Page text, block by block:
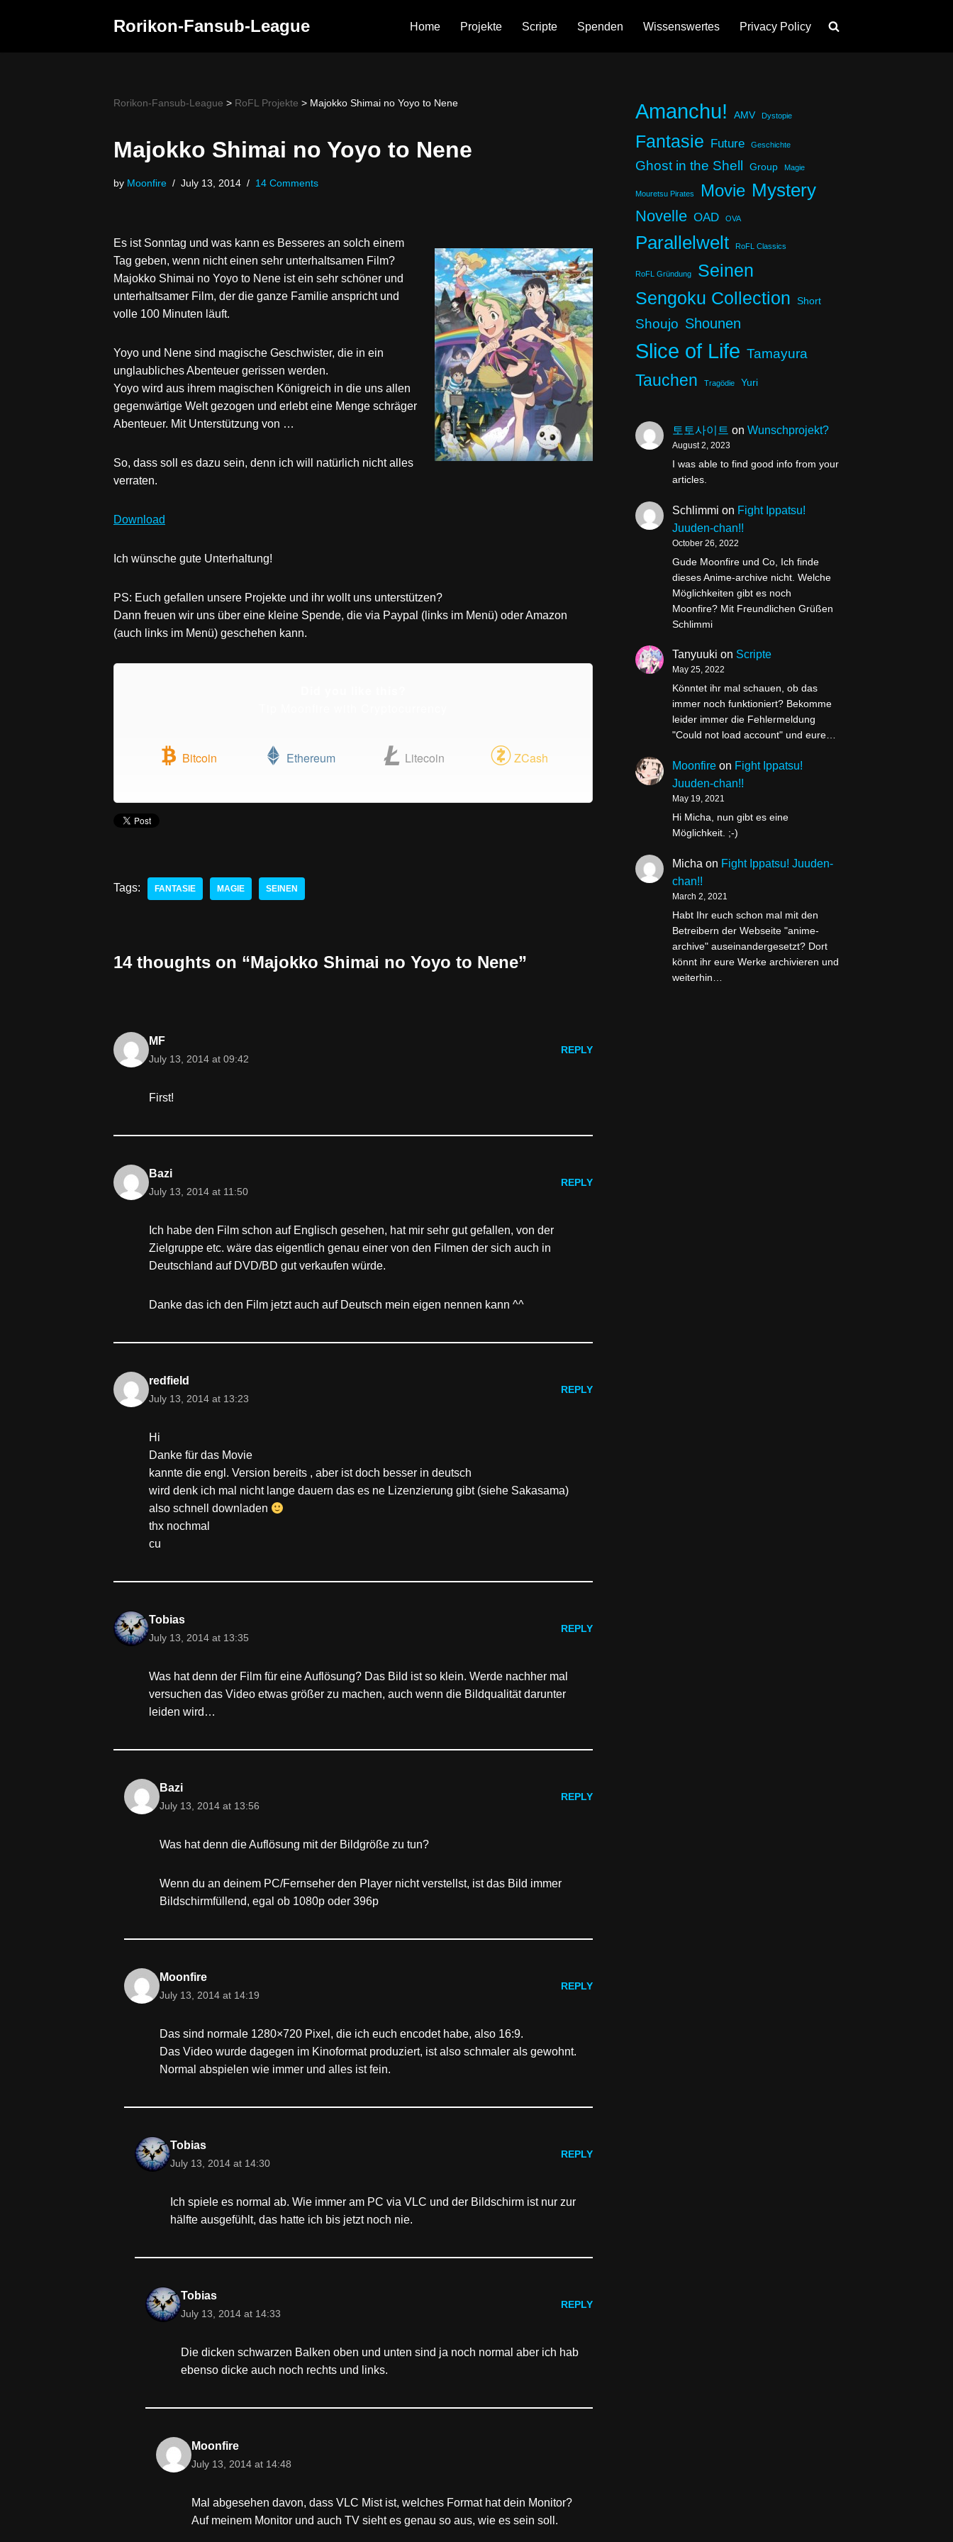
Rorikon-Fansub-League Home Projekte Scripte Spenden Wissenswertes Privacy Policy
Rorikon-Fansub-League > RoFL Projekte > Majokko Shimai no Yoyo to Nene
Majokko Shimai no Yoyo to Nene
by Moonfire July 13, 2014 14 Comments
Es ist Sonntag und was kann es Besseres an solch einem
Tag geben, wenn nicht einen sehr unterhaltsamen Film?
Majokko Shimai no Yoyo to Nene ist ein sehr schöner und
unterhaltsamer Film, der die ganze Familie anspricht und
volle 100 Minuten läuft.
Yoyo und Nene sind magische Geschwister, die in ein
unglaubliches Abenteuer gerissen werden.
Yoyo wird aus ihrem magischen Königreich in die uns allen
gegenwärtige Welt gezogen und erlebt eine Menge schräger
Abenteuer. Mit Unterstützung von …
So, dass soll es dazu sein, denn ich will natürlich nicht alles
verraten.
Download
Ich wünsche gute Unterhaltung!
PS: Euch gefallen unsere Projekte und ihr wollt uns unterstützen?
Dann freuen wir uns über eine kleine Spende, die via Paypal (links im Menü) oder Amazon
(auch links im Menü) geschehen kann.
Bitcoin Ethereum Litecoin ZCash
Tags: FANTASIE MAGIE SEINEN
14 thoughts on “Majokko Shimai no Yoyo to Nene”
MF
July 13, 2014 at 09:42
REPLY
First!
Bazi
July 13, 2014 at 11:50
REPLY
Ich habe den Film schon auf Englisch gesehen, hat mir sehr gut gefallen, von der
Zielgruppe etc. wäre das eigentlich genau einer von den Filmen der sich auch in
Deutschland auf DVD/BD gut verkaufen würde.
Danke das ich den Film jetzt auch auf Deutsch mein eigen nennen kann ^^
redfield
July 13, 2014 at 13:23
REPLY
Hi
Danke für das Movie
kannte die engl. Version bereits , aber ist doch besser in deutsch
wird denk ich mal nicht lange dauern das es ne Lizenzierung gibt (siehe Sakasama)
also schnell downladen
thx nochmal
cu
Tobias
July 13, 2014 at 13:35
REPLY
Was hat denn der Film für eine Auflösung? Das Bild ist so klein. Werde nachher mal
versuchen das Video etwas größer zu machen, auch wenn die Bildqualität darunter
leiden wird…
Bazi
July 13, 2014 at 13:56
REPLY
Was hat denn die Auflösung mit der Bildgröße zu tun?
Wenn du an deinem PC/Fernseher den Player nicht verstellst, ist das Bild immer
Bildschirmfüllend, egal ob 1080p oder 396p
Moonfire
July 13, 2014 at 14:19
REPLY
Das sind normale 1280×720 Pixel, die ich euch encodet habe, also 16:9.
Das Video wurde dagegen im Kinoformat produziert, ist also schmaler als gewohnt.
Normal abspielen wie immer und alles ist fein.
Tobias
July 13, 2014 at 14:30
REPLY
Ich spiele es normal ab. Wie immer am PC via VLC und der Bildschirm ist nur zur
hälfte ausgefühlt, das hatte ich bis jetzt noch nie.
Tobias
July 13, 2014 at 14:33
REPLY
Die dicken schwarzen Balken oben und unten sind ja noch normal aber ich hab
ebenso dicke auch noch rechts und links.
Moonfire
July 13, 2014 at 14:48
Mal abgesehen davon, dass VLC Mist ist, welches Format hat dein Monitor?
Auf meinem Monitor und auch TV sieht es genau so aus, wie es sein soll.
Amanchu! AMV Dystopie
Fantasie Future Geschichte
Ghost in the Shell Group Magie
Mouretsu Pirates Movie Mystery
Novelle OAD OVA
Parallelwelt RoFL Classics
RoFL Gründung
Seinen
Sengoku Collection
Short
Shoujo Shounen
Slice of Life Tamayura
Tauchen Tragödie Yuri
토토사이트 onWunschprojekt?
August 2, 2023
I was able to find good info from your
articles.
Schlimmi on Fight Ippatsu!
Juuden-chan!!
October 26, 2022
Gude Moonfire und Co, Ich finde
dieses Anime-archive nicht. Welche
Möglichkeiten gibt es noch
Moonfire? Mit Freundlichen Grüßen
Schlimmi
Tanyuuki on Scripte
May 25, 2022
Könntet ihr mal schauen, ob das
immer noch funktioniert? Bekomme
leider immer die Fehlermeldung
"Could not load account" und eure…
Moonfire on Fight Ippatsu!
Juuden-chan!!
May 19, 2021
Hi Micha, nun gibt es eine
Möglichkeit. ;-)
Micha on Fight Ippatsu! Juuden-
chan!!
March 2, 2021
Habt Ihr euch schon mal mit den
Betreibern der Webseite "anime-
archive" auseinandergesetzt? Dort
könnt ihr eure Werke archivieren und
weiterhin…